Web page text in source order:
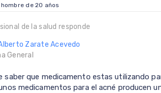
de 20 años
de la salud responde
Zarate Acevedo
General
saber que medicamento estas utilizando
medicamentos para el acné producen